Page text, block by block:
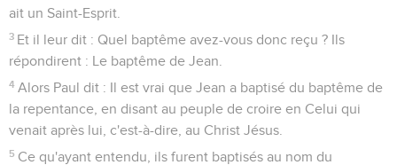
ait un Saint-Esprit.
3 Et il leur dit : Quel baptême avez-vous donc reçu ? Ils
répondirent : Le baptême de Jean.
4 Alors Paul dit : Il est vrai que Jean a baptisé du baptême de
la repentance, en disant au peuple de croire en Celui qui
venait après lui, c'est-à-dire, au Christ Jésus.
5 Ce qu'ayant entendu, ils furent baptisés au nom du